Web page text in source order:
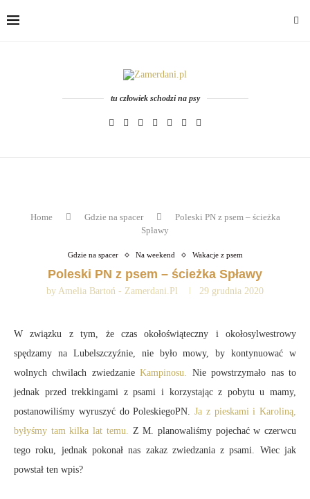
tu człowiek schodzi na psy
Home Gdzie na spacer
Poleski PN z psem – ścieżka
Spławy
Gdzie na spacer Na weekend Wakacje z psem
Poleski PN z psem – ścieżka Spławy
by Amelia Bartoń - Zamerdani.pl 29 grudnia 2020
W związku z tym, że czas okołoświąteczny i okołosylwestrowy
spędzamy na Lubelszczyźnie, nie było mowy, by kontynuować w
wolnych chwilach zwiedzanieKampinosu. Nie powstrzymało nas to
jednak przed trekkingami z psami i korzystając z pobytu u mamy,
postanowiliśmy wyruszyć do PoleskiegoPN. Ja z pieskami i Karoliną,
byłyśmy tam kilka lat temu. Z M. planowaliśmy pojechać w czerwcu
tego roku, jednak pokonał nas zakaz zwiedzania z psami. Wiec jak
powstał ten wpis?